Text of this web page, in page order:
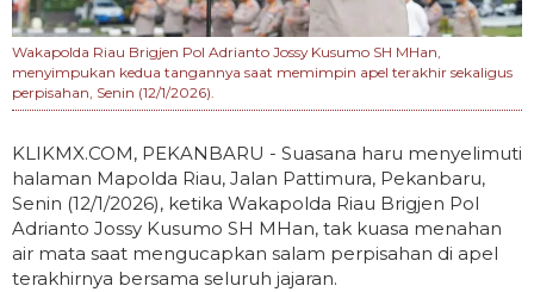
Wakapolda Riau Brigjen Pol Adrianto Jossy Kusumo SH MHan,
menyimpukan kedua tangannya saat memimpin apel terakhir sekaligus
perpisahan, Senin (12/1/2026).
KLIKMX.COM, PEKANBARU - Suasana haru menyelimuti
halaman Mapolda Riau, Jalan Pattimura, Pekanbaru,
Senin (12/1/2026), ketika Wakapolda Riau Brigjen Pol
Adrianto Jossy Kusumo SH MHan, tak kuasa menahan
air mata saat mengucapkan salam perpisahan di apel
terakhirnya bersama seluruh jajaran.